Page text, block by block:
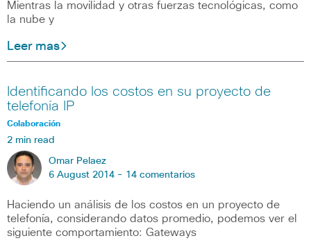
Mientras la movilidad y otras fuerzas tecnológicas, como
la nube y
Leer mas
Identificando los costos en su proyecto de
telefonía IP
Colaboración
2 min read
Omar Pelaez
6 August 2014 - 14 comentarios
Haciendo un análisis de los costos en un proyecto de
telefonía, considerando datos promedio, podemos ver el
siguiente comportamiento: Gateways